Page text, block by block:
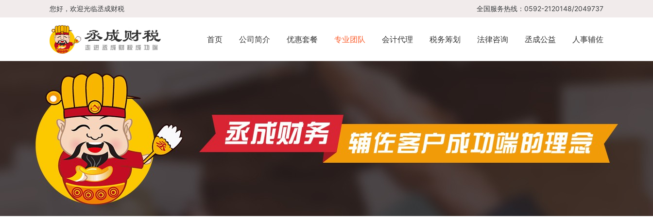
您好，欢迎光临丞成财税 全国服务热线：0592-2120148/2049737
人事辅佐
丞成公益
法律咨询
税务筹划
会计代理
专业团队
优惠套餐
公司简介
首页